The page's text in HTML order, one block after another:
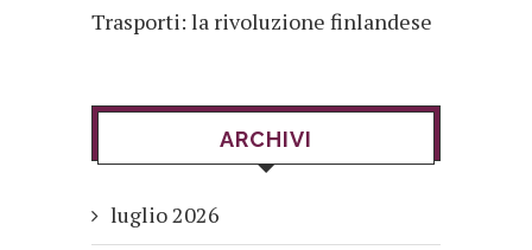
Trasporti: la rivoluzione finlandese
ARCHIVI
luglio 2026